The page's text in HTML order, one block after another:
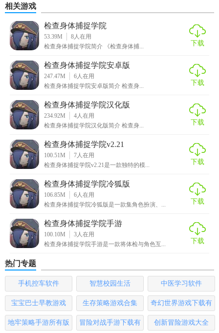
2. 建立友好关系：与学生建立友好关系，通过对话和互动了
解她们的生活习惯和健康状况。
3. 注意观察和记录：在检查过程中，保持耐心和细心，注意
状况。
4. 合理利用资源：善用游戏中的道具和资源，以便更好地进
行互动和任务挑战。
检查身体捕捉学院最新版点评
检查身体捕捉学院最新版是一款充满趣味和挑战的恋爱模拟
游戏，它融合了角色扮演、恋爱养成和趣味互动等多种元
素，为玩家带来一场别具一格的学院冒险体验。游戏中的角
色形象设计精美，画面优美，音效逼真，给玩家带来身临其
境的游戏体验。同时，游戏还有不同的游戏任务和资源可以
获得，让玩家感受到极大的快乐。如果你喜欢恋爱模拟游
戏，那么这款游戏绝对是一个值得尝试的选择。
相关游戏
检查身体捕捉学院
53.39M 8人在用
检查身体捕捉学院简介 《检查身体捕...
下载
检查身体捕捉学院安卓版
247.47M 6人在用
检查身体捕捉学院安卓版简介 检查身...
下载
检查身体捕捉学院汉化版
234.92M 4人在用
检查身体捕捉学院汉化版简介 检查身...
下载
检查身体捕捉学院v2.21
100.51M 7人在用
检查身体捕捉学院v2.21是一款独特的模...
下载
检查身体捕捉学院冷狐版
106.85M 6人在用
检查身体捕捉学院冷狐版是一款集角色扮演、...
下载
检查身体捕捉学院手游
100.10M 3人在用
检查身体捕捉学院手游是一款将体检与角色互...
下载
热门专题
手机控车软件 智慧校园生活 中医学习软件
宝宝巴士早教游戏 生存策略游戏合集
奇幻世界游戏下载有
哪些
地牢策略手游所有版
冒险对战手游下载有
创新冒险游戏大全